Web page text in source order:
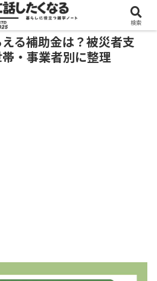
る補助金は？被災者支
・事業者別に整理
検索